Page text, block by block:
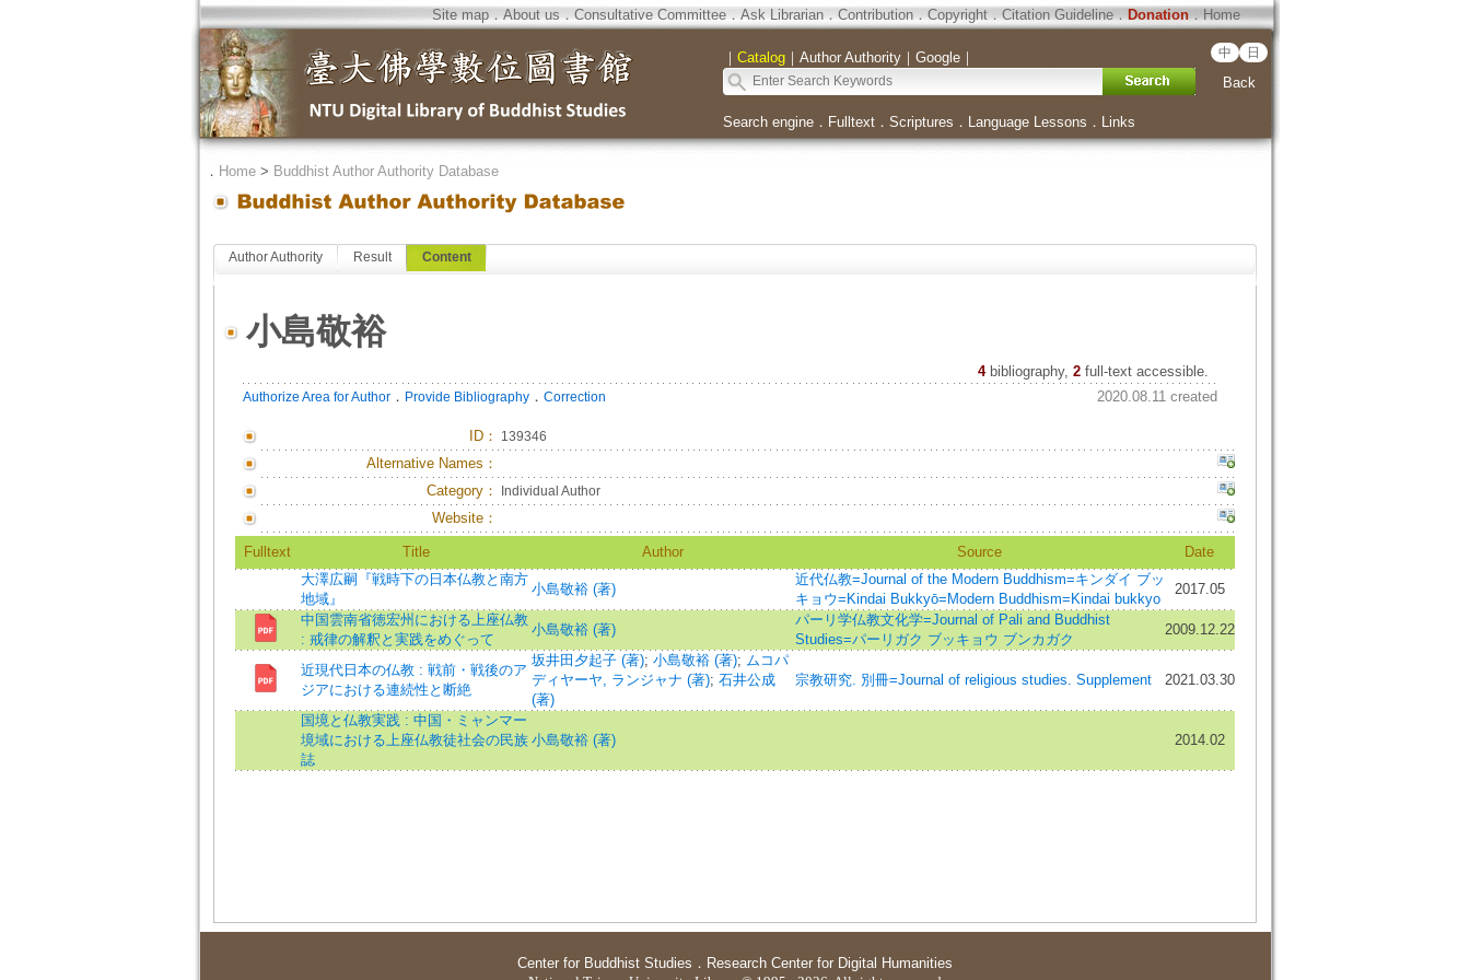
Site map．About us．Consultative Committee．Ask Librarian．Contribution．Copyright．Citation Guideline．Donation．Home
｜ Catalog｜ Author Authority｜ Google｜ 中 日
Back
Search engine． Fulltext． Scriptures ． Language Lessons ． Links
． Home> Buddhist Author Authority Database
Author Authority Result Content
小島敬裕
4 bibliography, 2full-text accessible.
Authorize Area for Author． Provide Bibliography． Correction 2020.08.11 created
ID： 139346
Alternative Names：
Category：
Individual Author
Website：
Fulltext Title Author Source
Date
大澤広嗣『戦時下の日本仏教と南方
地域』
小島敬裕 (著)
近代仏教=Journal of the Modern Buddhism=キンダイ ブッ
キョウ=Kindai Bukkyō=Modern Buddhism=Kindai bukkyo
2017.05
中国雲南省徳宏州における上座仏教
: 戒律の解釈と実践をめぐって
小島敬裕 (著)
パーリ学仏教文化学=Journal of Pali and Buddhist
Studies=パーリガク ブッキョウ ブンカガク
2009.12.22
近現代日本の仏教 : 戦前・戦後のア
ジアにおける連続性と断絶
坂井田夕起子 (著); 小島敬裕 (著); ムコパ
ディヤーヤ, ランジャナ (著); 石井公成
(著)
宗教研究. 別冊=Journal of religious studies. Supplement 2021.03.30
国境と仏教実践 : 中国・ミャンマー
境域における上座仏教徒社会の民族
誌
小島敬裕 (著) 2014.02
Center for Buddhist Studies ． Research Center for Digital Humanities